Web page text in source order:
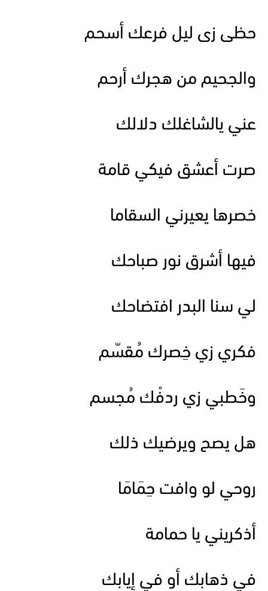
حظى زى ليل فرعك أسحم
والجحيم من هجرك أرحم
عني يالشاغلك دلالك
صرت أعشق فيكي قامة
خصرها يعيرني السقاما
فيها أشرق نور صباحك
لي سنا البدر افتضاحك
فكري زي خِصرك مُقسّم
وخَطبي زي ردفْك مُجسم
هل يصح ويرضيك ذلك
روحي لو وافت حِمَامَا
أذكريني يا حمامة
في ذهابك أو في إيابك